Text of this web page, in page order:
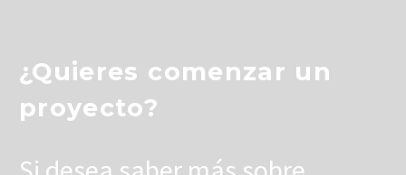
¿Quieres comenzar un
proyecto?